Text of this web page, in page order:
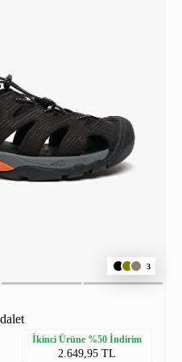
3
İkinci Ürüne %50 İndirim
2.649,95 TL